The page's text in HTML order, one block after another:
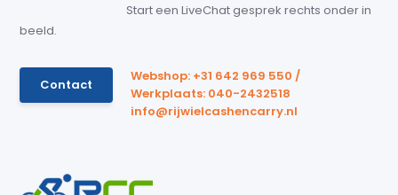
Start een LiveChat gesprek rechts onder in
beeld.
Contact
Webshop: +31 642 969 550 /
Werkplaats: 040-2432518
info@rijwielcashencarry.nl